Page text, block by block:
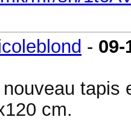
- 09-
cm.